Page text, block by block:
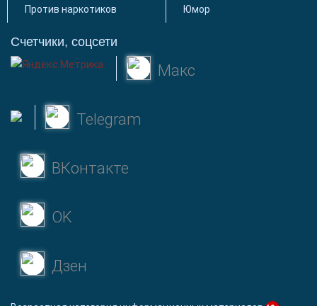
Против наркотиков
Юмор
Счетчики, соцсети
Макс
Telegram
ВКонтакте
OK
Дзен